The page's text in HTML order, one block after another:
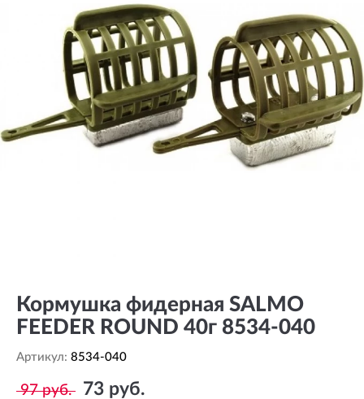
Кормушка фидерная SALMO
FEEDER ROUND 40г 8534-040
Артикул: 8534-040
97 руб. 73 руб.